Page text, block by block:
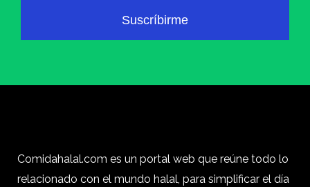
Suscríbirme
Comidahalal.com es un portal web que reúne todo lo
relacionado con el mundo halal, para simplificar el día